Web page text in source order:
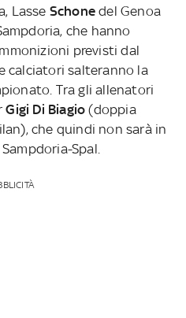
Lasse Schonedel Genoa
che hanno
previsti dal
calciatori salteranno la
Tra gli allenatori
Gigi Di Biagio (doppia
che quindi non sarà in
Spal.